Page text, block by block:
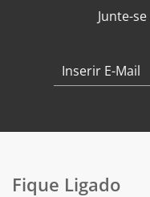
Junte-
Fique Ligado